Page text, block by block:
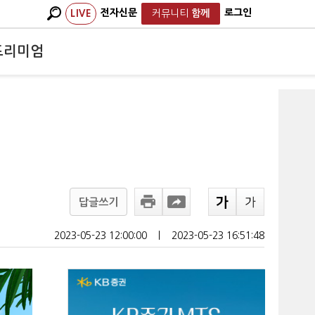
LIVE 전자신문 커뮤니티 함께 로그인
리미엄
답글쓰기
2023-05-23 12:00:00 2023-05-23 16:51:48